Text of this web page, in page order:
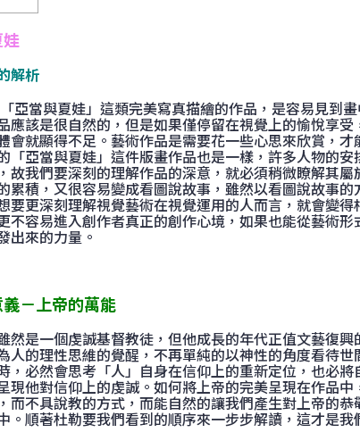
解析
當與夏娃」這類完美寫真描繪的作品，是容易見到畫
應該是很自然的，但是如果僅停留在視覺上的愉悅享
會就顯得不足。藝術作品是需要花一些心思來欣賞，
「亞當與夏娃」這件版畫作品也是一樣，許多人物的
故我們要深刻的理解作品的深意，就必須稍微瞭解其
累積，又很容易變成看圖說故事，雖然以看圖說故事
要更深刻理解視覺藝術在視覺運用的人而言，就會變
不容易進入創作者真正的創作心境，如果也能從藝術
出來的力量。
－上帝的萬能
是一個虔誠基督教徒，但他成長的年代正值文藝復興
人的理性思維的覺醒，不再單純的以神性的角度看待
，必然會思考「人」自身在信仰上的重新定位，也必
現他對信仰上的虔誠。如何將上帝的完美呈現在作品
而不具說教的方式，而能自然的讓我們產生對上帝的
。順著杜勒要我們看到的順序來一步步解讀，這才是我